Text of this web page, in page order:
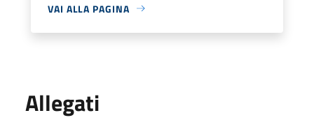
VAI ALLA PAGINA
Allegati